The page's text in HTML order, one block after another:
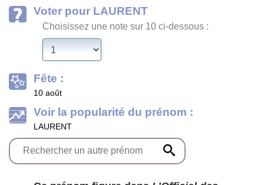
Voter pour LAURENT
Choisissez une note sur 10 ci-dessous :
Fête :
10 août
Voir la popularité du prénom :
LAURENT